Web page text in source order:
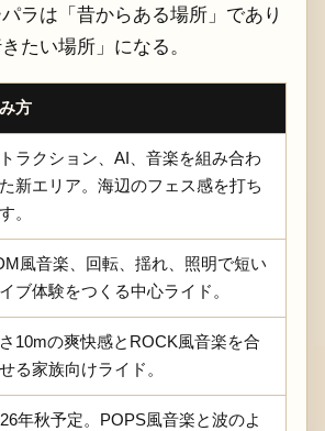
ラは「昔からある場所」であり
たい場所」になる。
方
ラクション、AI、音楽を組み合わ
新エリア。海辺のフェス感を打ち
。
風音楽、回転、揺れ、照明で短い
ブ体験をつくる中心ライド。
10mの爽快感とROCK風音楽を合
る家族向けライド。
年秋予定。POPS風音楽と波のよ